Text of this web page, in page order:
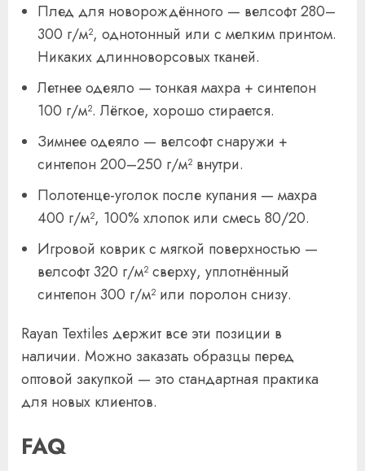
Плед для новорождённого — велсофт 280–
300 г/м², однотонный или с мелким принтом.
Никаких длинноворсовых тканей.
Летнее одеяло — тонкая махра + синтепон
100 г/м². Лёгкое, хорошо стирается.
Зимнее одеяло — велсофт снаружи +
синтепон 200–250 г/м² внутри.
Полотенце-уголок после купания — махра
400 г/м², 100% хлопок или смесь 80/20.
Игровой коврик с мягкой поверхностью —
велсофт 320 г/м² сверху, уплотнённый
синтепон 300 г/м² или поролон снизу.
Rayan Textiles держит все эти позиции в
наличии. Можно заказать образцы перед
оптовой закупкой — это стандартная практика
для новых клиентов.
FAQ